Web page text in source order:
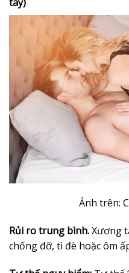
Ảnh trên:
Rủi ro trung bình.Xương
chống đỡ, tì đè hoặc ôm